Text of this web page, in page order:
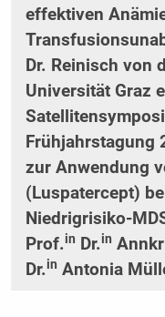
effektiven
Dr. Reinisch von
Universität Graz
Frühjahrstagung
zur Anwendung
(Luspatercept)
Niedrigrisiko-
Prof.in Dr.in
Dr.in Antonia